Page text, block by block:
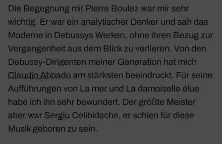
Die Begeg­nung mit Pierre Boulez war mir sehr
wichtig. Er war ein analy­ti­scher Denker und sah das
Moderne in Debussys Werken, ohne ihren Bezug zur
Vergan­gen­heit aus dem Blick zu verlieren. Von den
Debussy-Diri­genten meiner Gene­ra­tion hat mich
Claudio Abbado am stärksten beein­druckt. Für seine
Auffüh­rungen von La mer und La damoi­selle élue
habe ich ihn sehr bewun­dert. Der größte Meister
aber war Sergiu Celi­bi­dache, er schien für diese
Musik geboren zu sein.